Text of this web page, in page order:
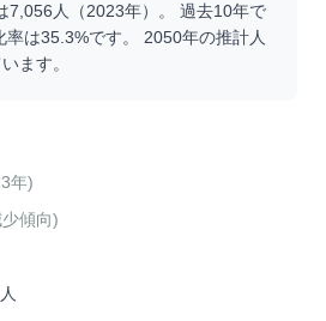
7,056 人（2023年）。 過去10年で
率は35.3%です。 2050年の推計人
ます。
年)
傾向)